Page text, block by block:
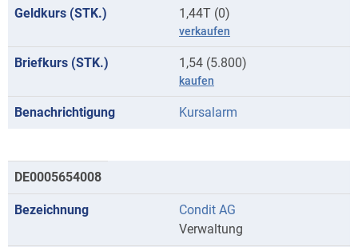
1,44T (0)
verkaufen
1,54 (5.800)
kaufen
Kursalarm
DE0005654008
Condit AG
Verwaltung